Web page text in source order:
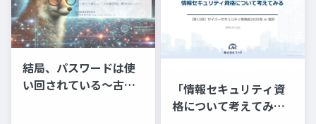
結局、パスワードは使
い回されている～古く
「情報セキュリティ資
格について考えてみ